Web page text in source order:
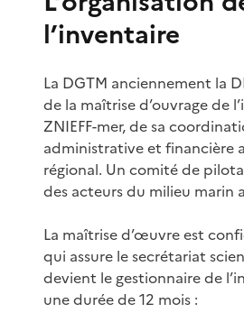
l’inventaire
La DGTM anciennement la
de la maîtrise d’ouvrage de
ZNIEFF-mer, de sa
administrative et financière
régional. Un comité de
des acteurs du milieu marin
La maîtrise d’œuvre est
qui assure le secrétariat
devient le gestionnaire de
une durée de 12 mois :